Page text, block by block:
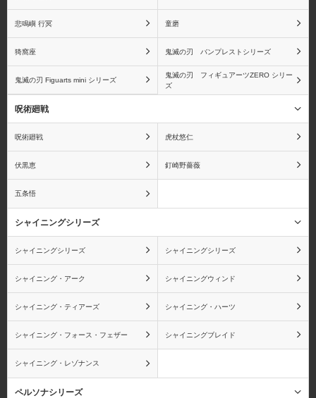
ゴール・D・ロジャー
ゲッコー・モリア
黒ひげ(マーシャル・D・
ティーチ)
カク エネル
キラー
悲鳴嶼 行冥 童磨
猗窩座 鬼滅の刃 バンプレストシリーズ
鬼滅の刃 Figuarts mini シリーズ
鬼滅の刃 フィギュアーツZERO シリー
ズ
呪術廻戦
呪術廻戦 虎杖悠仁
伏黒恵 釘崎野薔薇
五条悟
シャイニングシリーズ
シャイニングシリーズ シャイニングシリーズ
シャイニング・アーク シャイニングウィンド
シャイニング・ティアーズ シャイニング・ハーツ
シャイニング・フォース・フェザー シャイニングブレイド
シャイニング・レゾナンス
ペルソナシリーズ